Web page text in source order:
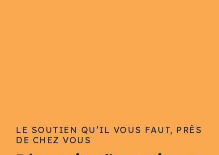
LE SOUTIEN QU’IL VOUS FAUT, PRÈS
DE CHEZ VOUS